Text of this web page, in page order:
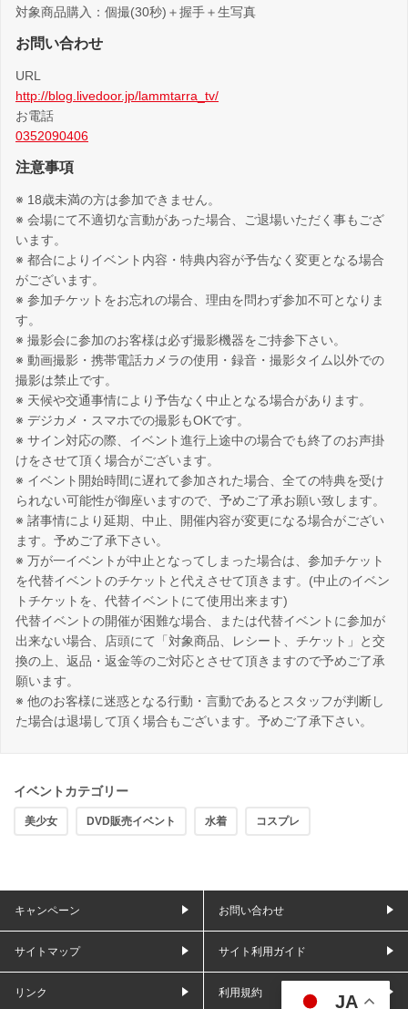
対象商品購入：個撮(30秒)＋握手＋生写真
お問い合わせ
URL
http://blog.livedoor.jp/lammtarra_tv/
お電話
0352090406
注意事項
※ 18歳未満の方は参加できません。
※ 会場にて不適切な言動があった場合、ご退場いただく事もござ
います。
※ 都合によりイベント内容・特典内容が予告なく変更となる場合
がございます。
※ 参加チケットをお忘れの場合、理由を問わず参加不可となりま
す。
※ 撮影会に参加のお客様は必ず撮影機器をご持参下さい。
※ 動画撮影・携帯電話カメラの使用・録音・撮影タイム以外での
撮影は禁止です。
※ 天候や交通事情により予告なく中止となる場合があります。
※ デジカメ・スマホでの撮影もOKです。
※ サイン対応の際、イベント進行上途中の場合でも終了のお声掛
けをさせて頂く場合がございます。
※ イベント開始時間に遅れて参加された場合、全ての特典を受け
られない可能性が御座いますので、予めご了承お願い致します。
※ 諸事情により延期、中止、開催内容が変更になる場合がござい
ます。予めご了承下さい。
※ 万が一イベントが中止となってしまった場合は、参加チケット
を代替イベントのチケットと代えさせて頂きます。(中止のイベン
トチケットを、代替イベントにて使用出来ます)
代替イベントの開催が困難な場合、または代替イベントに参加が
出来ない場合、店頭にて「対象商品、レシート、チケット」と交
換の上、返品・返金等のご対応とさせて頂きますので予めご了承
願います。
※ 他のお客様に迷惑となる行動・言動であるとスタッフが判断し
た場合は退場して頂く場合もございます。予めご了承下さい。
イベントカテゴリー
美少女 DVD販売イベント 水着 コスプレ
JA
キャンペーン お問い合わせ
サイトマップ サイト利用ガイド
リンク 利用規約